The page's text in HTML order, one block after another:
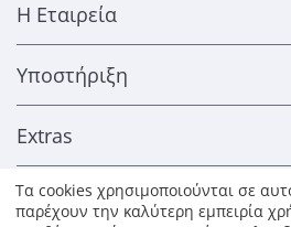
Η Εταιρεία
Υποστήριξη
Extras
Επικοινωνία
Τα cookies χρησιμοποιούνται σε
παρέχουν την καλύτερη εμπειρία